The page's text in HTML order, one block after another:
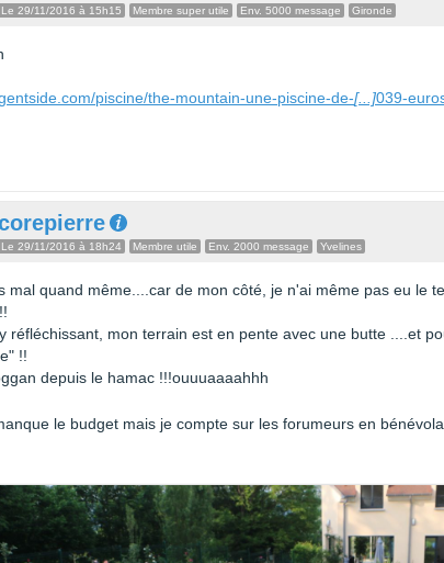
Le 29/11/2016 à 15h15 Membre super utile Env. 5000 message Gironde
piscine/the-mountain-une-piscine-de-[...]039-
Le 29/11/2016 à 18h24 Membre utile Env. 2000 message Yvelines
mal quand même....car de mon côté, je n'ai même pas eu le
y réfléchissant, mon terrain est en pente avec une butte ....et
!!
depuis le hamac !!!ouuuaaaahhh
le budget mais je compte sur les forumeurs en